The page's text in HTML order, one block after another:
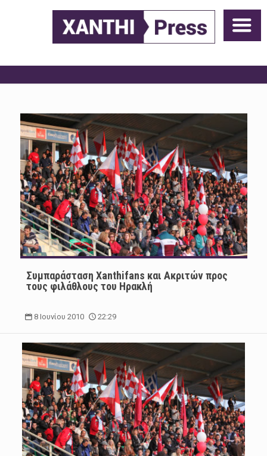
Συμπαράσταση Xanthifans και Aκριτών προς
τους φιλάθλους του Ηρακλή
8 Ιουνίου 2010 22:29